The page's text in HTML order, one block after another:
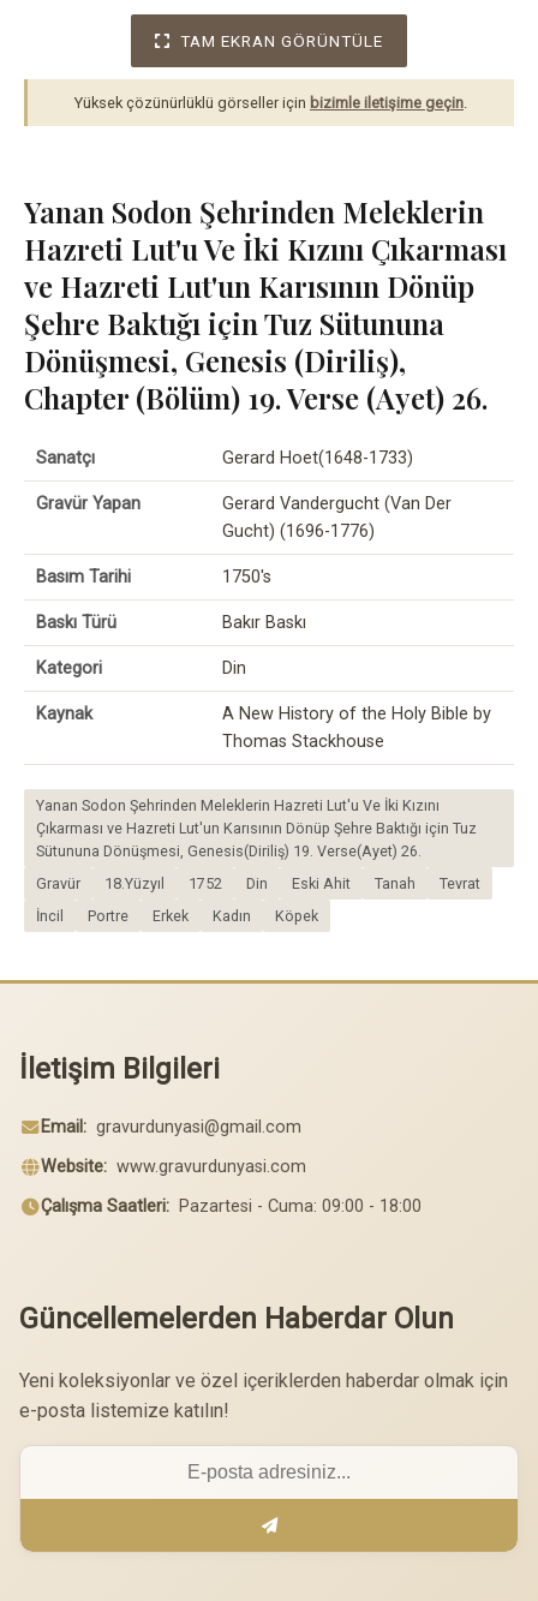
TAM EKRAN GÖRÜNTÜLE
Yüksek çözünürlüklü görseller için bizimle iletişime geçin.
Yanan Sodon Şehrinden Meleklerin
Hazreti Lut'u Ve İki Kızını Çıkarması
ve Hazreti Lut'un Karısının Dönüp
Şehre Baktığı için Tuz Sütununa
Dönüşmesi, Genesis (Diriliş),
Chapter (Bölüm) 19. Verse (Ayet) 26.
Sanatçı Gerard Hoet(1648-1733)
Gravür Yapan
Gerard Vandergucht (Van Der
Gucht) (1696-1776)
Basım Tarihi 1750's
Baskı Türü Bakır Baskı
Kategori Din
Kaynak
A New History of the Holy Bible by
Thomas Stackhouse
Yanan Sodon Şehrinden Meleklerin Hazreti Lut'u Ve İki Kızını
Çıkarması ve Hazreti Lut'un Karısının Dönüp Şehre Baktığı için Tuz
Sütununa Dönüşmesi, Genesis(Diriliş) 19. Verse(Ayet) 26.
Gravür
18.Yüzyıl 1752 Din Eski Ahit Tanah
Tevrat
İncil
Portre Erkek Kadın Köpek
İletişim Bilgileri
Email: gravurdunyasi@gmail.com
Website: www.gravurdunyasi.com
Çalışma Saatleri: Pazartesi - Cuma: 09:00 - 18:00
Güncellemelerden Haberdar Olun
Yeni koleksiyonlar ve özel içeriklerden haberdar olmak için
e-posta listemize katılın!